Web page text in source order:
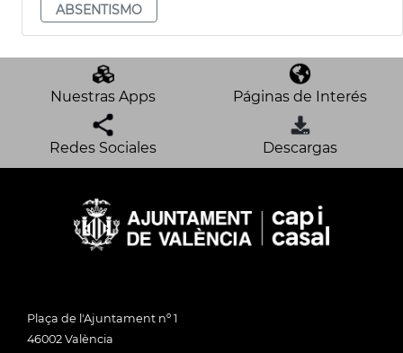
ABSENTISMO
Nuestras Apps Páginas de Interés
Redes Sociales Descargas
Plaça de l'Ajuntament nº 1
46002 València